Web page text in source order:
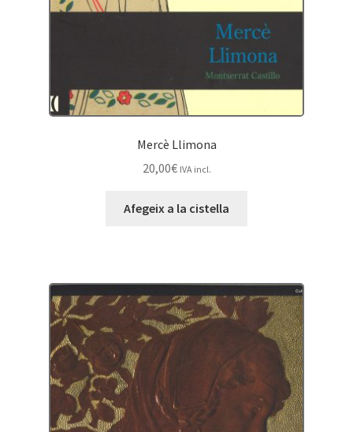
Mercè Llimona
20,00€ IVA incl.
Afegeix a la cistella